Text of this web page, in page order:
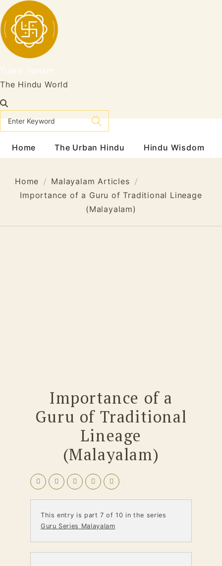
Skip
to
content
The Hindu World
Home The Urban Hindu Hindu Wisdom
Home
Malayalam Articles
Importance of a Guru of Traditional Lineage
(Malayalam)
Importance of a
Guru of Traditional
Lineage
(Malayalam)
This entry is part 7 of 10 in the series
Guru Series Malayalam